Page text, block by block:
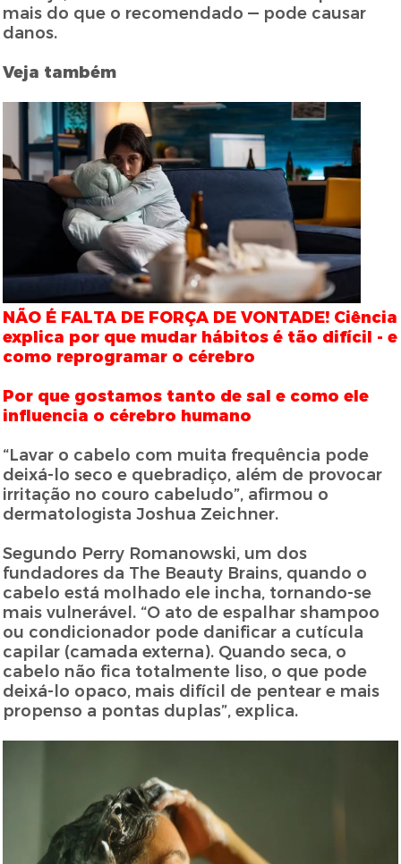
mais do que o recomendado — pode causar
danos.
Veja também
NÃO É FALTA DE FORÇA DE VONTADE! Ciência
explica por que mudar hábitos é tão difícil - e
como reprogramar o cérebro
Por que gostamos tanto de sal e como ele
influencia o cérebro humano
“Lavar o cabelo com muita frequência pode
deixá-lo seco e quebradiço, além de provocar
irritação no couro cabeludo”, afirmou o
dermatologista Joshua Zeichner.
Segundo Perry Romanowski, um dos
fundadores da The Beauty Brains, quando o
cabelo está molhado ele incha, tornando-se
mais vulnerável. “O ato de espalhar shampoo
ou condicionador pode danificar a cutícula
capilar (camada externa). Quando seca, o
cabelo não fica totalmente liso, o que pode
deixá-lo opaco, mais difícil de pentear e mais
propenso a pontas duplas”, explica.